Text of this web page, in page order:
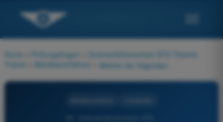
Home Prüfungsfragen
Drohnenführerschein STS Theorie-
Trainer
Betriebsverfahren